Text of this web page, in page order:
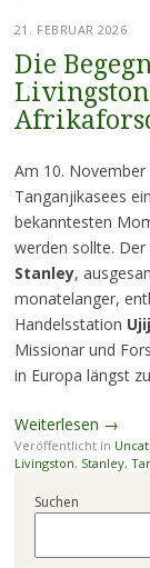
21. FEBRUAR 2026
Die
Am 10.
Tanganjikasees
bekanntesten
werden sollte. Der
Stanley,
monatelanger,
Handelsstation
Missionar und
in Europa längst
Weiterlesen →
Veröffentlicht in
Livingston, Stanley,
Suchen